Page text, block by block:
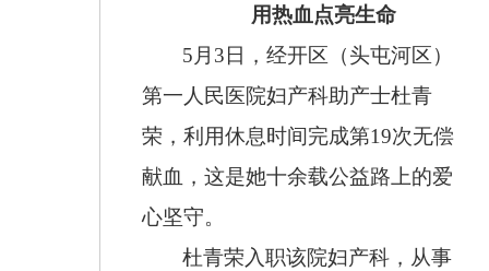
用热血点亮生命
5月3日，经开区（头屯河区）
第一人民医院妇产科助产士杜青
荣，利用休息时间完成第19次无偿
献血，这是她十余载公益路上的爱
心坚守。
杜青荣入职该院妇产科，从事